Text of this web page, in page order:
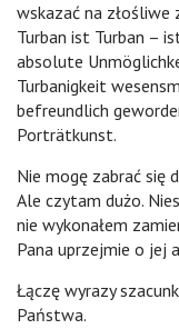
wskazać na
Turban ist Turban –
absolute
Turbanigkeit
befreundlich
Porträtkunst.
Nie mogę zabrać się
Ale czytam dużo.
nie wykonałem
Pana uprzejmie o jej
Łączę wyrazy
Państwa.